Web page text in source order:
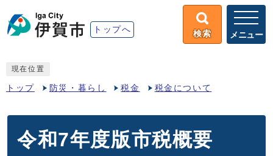
トップへ 検索 メニュー
現在位置
トップ 防災・暮らし 税金 税金について
令和7年度版市税概要